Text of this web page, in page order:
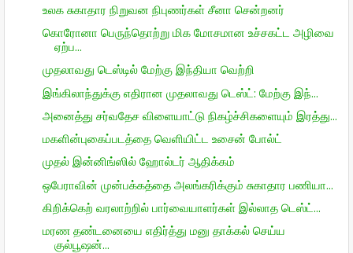
உலக சுகாதார நிறுவன நிபுணர்கள் சீனா சென்றனர்
கொரோனா பெருந்தொற்று மிக மோசமான உச்சகட்ட அழிவை
ஏற்ப...
முதலாவது டெஸ்டில் மேற்கு இந்தியா வெற்றி
இங்கிலாந்துக்கு எதிரான முதலாவது டெஸ்ட்: மேற்கு இந்...
அனைத்து சர்வதேச விளையாட்டு நிகழ்ச்சிகளையும் இரத்து...
மகளின்புகைப்படத்தை வெளியிட்ட உசைன் போல்ட்
முதல் இன்னிங்ஸில் ஹோல்டர் ஆதிக்கம்
ஒபேராவின் முன்பக்கத்தை அலங்கரிக்கும் சுகாதார பணியா...
கிறிக்கெற் வரலாற்றில் பார்வையாளர்கள் இல்லாத டெஸ்ட்...
மரண தண்டனையை எதிர்த்து மனு தாக்கல் செய்ய
குல்பூஷன்...